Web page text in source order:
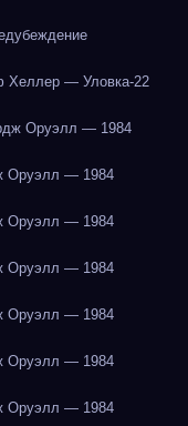
Хеллер — Уловка-22
Оруэлл — 1984
Оруэлл — 1984
Оруэлл — 1984
Оруэлл — 1984
Оруэлл — 1984
Оруэлл — 1984
Оруэлл — 1984